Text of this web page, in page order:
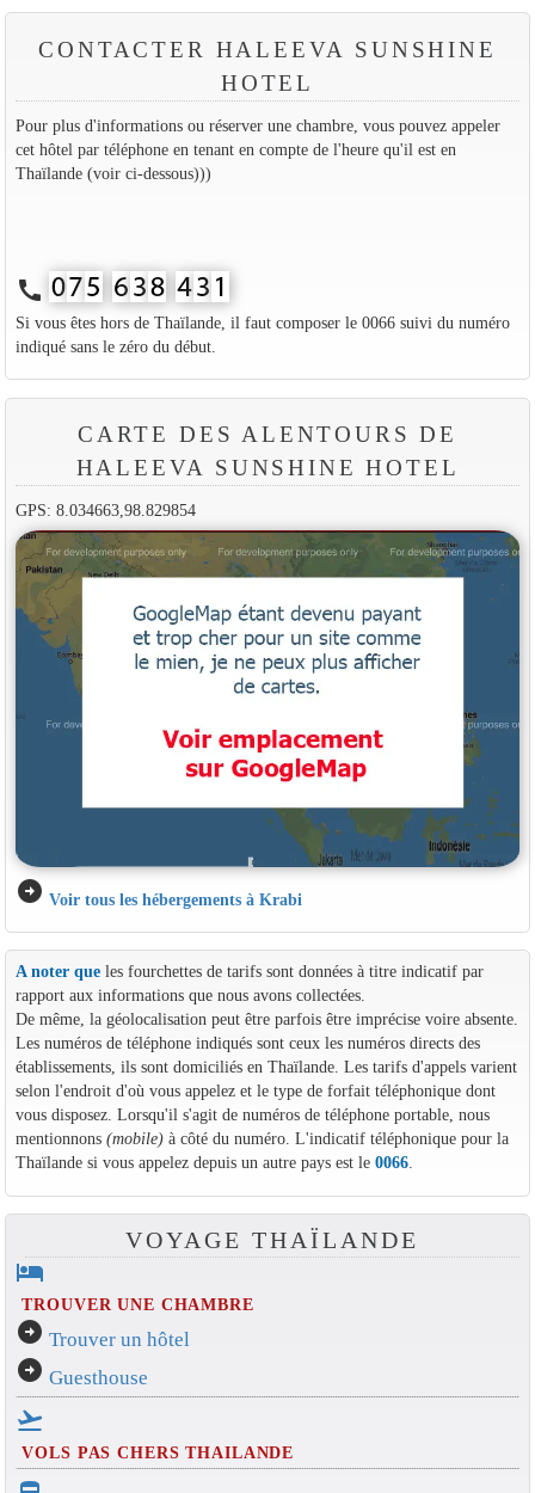
CONTACTER HALEEVA SUNSHINE
HOTEL
Pour plus d'informations ou réserver une chambre, vous pouvez appeler
cet hôtel par téléphone en tenant en compte de l'heure qu'il est en
Thaïlande (voir ci-dessous)))
call
Si vous êtes hors de Thaïlande, il faut composer le 0066 suivi du numéro
indiqué sans le zéro du début.
CARTE DES ALENTOURS DE
HALEEVA SUNSHINE HOTEL
GPS: 8.034663,98.829854
arrow_circle_right Voir tous les hébergements à Krabi
A noter queles fourchettes de tarifs sont données à titre indicatif par
rapport aux informations que nous avons collectées.
De même, la géolocalisation peut être parfois être imprécise voire absente.
Les numéros de téléphone indiqués sont ceux les numéros directs des
établissements, ils sont domiciliés en Thaïlande. Les tarifs d'appels varient
selon l'endroit d'où vous appelez et le type de forfait téléphonique dont
vous disposez. Lorsqu'il s'agit de numéros de téléphone portable, nous
mentionnons (mobile)à côté du numéro. L'indicatif téléphonique pour la
Thaïlande si vous appelez depuis un autre pays est le 0066.
VOYAGE THAÏLANDE
hotel
TROUVER UNE CHAMBRE
arrow_circle_right Trouver un hôtel
arrow_circle_right Guesthouse
flight_takeoff
VOLS PAS CHERS THAILANDE